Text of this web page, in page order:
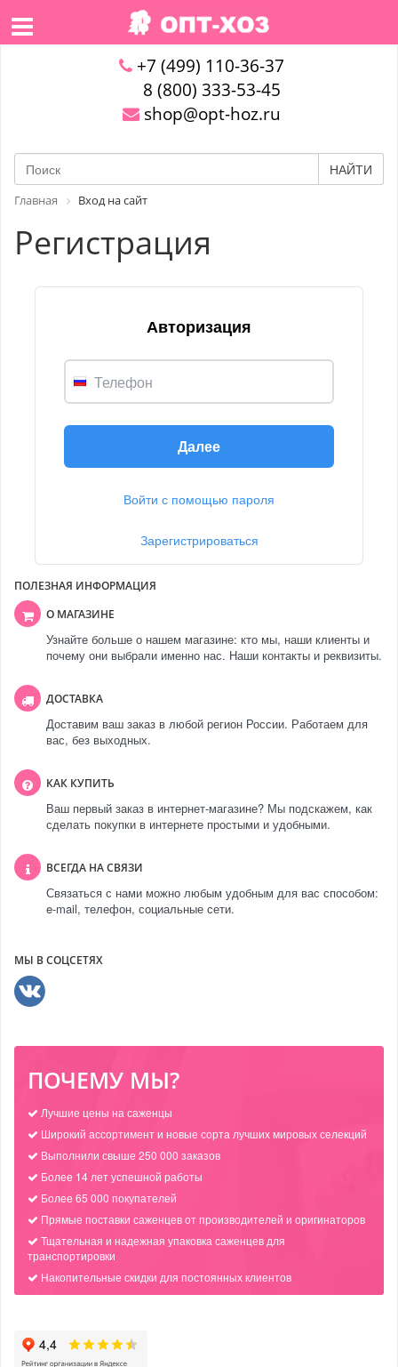
+7 (499) 110-36-37
8 (800) 333-53-45
shop@opt-hoz.ru
НАЙТИ
Главная Вход на сайт
Регистрация
Авторизация
Телефон
Далее
Войти с помощью пароля
Зарегистрироваться
ПОЛЕЗНАЯ ИНФОРМАЦИЯ
О МАГАЗИНЕ
Узнайте больше о нашем магазине: кто мы, наши клиенты и
почему они выбрали именно нас. Наши контакты и реквизиты.
ДОСТАВКА
Доставим ваш заказ в любой регион России. Работаем для
вас, без выходных.
КАК КУПИТЬ
Ваш первый заказ в интернет-магазине? Мы подскажем, как
сделать покупки в интернете простыми и удобными.
ВСЕГДА НА СВЯЗИ
Связаться с нами можно любым удобным для вас способом:
e-mail, телефон, социальные сети.
МЫ В СОЦСЕТЯХ
ПОЧЕМУ МЫ?
Лучшие цены на саженцы
Широкий ассортимент и новые сорта лучших мировых селекций
Выполнили свыше 250 000 заказов
Более 14 лет успешной работы
Более 65 000 покупателей
Прямые поставки саженцев от производителей и оригинаторов
Тщательная и надежная упаковка саженцев для
транспортировки
Накопительные скидки для постоянных клиентов